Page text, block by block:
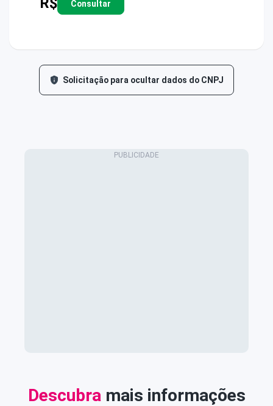
Consultar
Solicitação para ocultar dados do CNPJ
Descubramais informações